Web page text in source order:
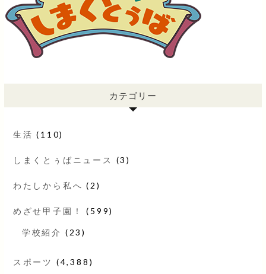
カテゴリー
生活 (110)
しまくとぅばニュース (3)
わたしから私へ (2)
めざせ甲子園！ (599)
学校紹介 (23)
スポーツ (4,388)